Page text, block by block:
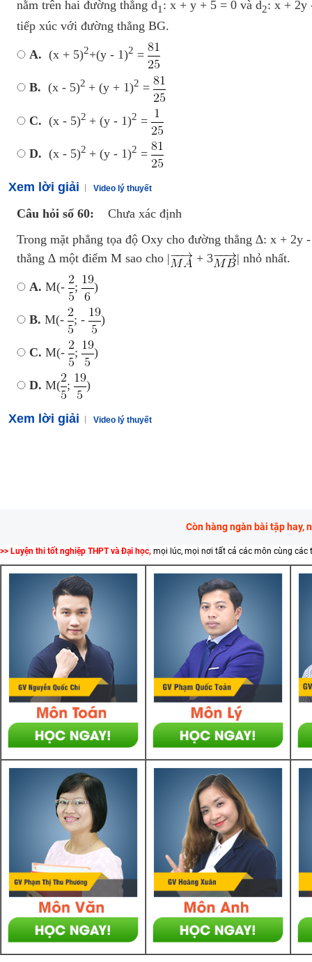
nằm trên hai đường thẳng d1 : x + y + 5 = 0 và d2: x + 2y
tiếp xúc với đường thẳng BG.
A. (x + 5)2+(y - 1)2 =
B. (x - 5)2 + (y + 1)2 =
C. (x - 5)2 + (y - 1)2 =
D. (x - 5)2 + (y - 1)2 =
Xem lời giải Video lý thuyết
Câu hỏi số 60:
Chưa xác định
Trong mặt phẳng tọa độ Oxy cho đường thẳng ∆: x +
thẳng ∆ một điểm M sao cho |
+ 3 | nhỏ nhất.
A. M(- ; )
B. M(- ; - )
C. M(- ; )
D. M( ; )
Xem lời giải Video lý thuyết
Còn hàng ngàn bài tập hay,
>> Luyện thi tốt nghiệp THPT và Đại học, mọi lúc, mọi nơi tất cả các môn cùng các